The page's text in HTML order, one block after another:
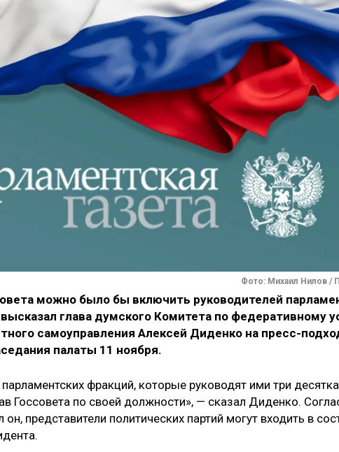
Фото: Михаил Нилов /
можно было бы включить руководителей
глава думского Комитета по федеративному
самоуправления Алексей Диденко на пресс-
палаты 11 ноября.
фракций, которые руководят ими три
Госсовета по своей должности», — сказал Диденко.
он, представители политических партий могут входить в